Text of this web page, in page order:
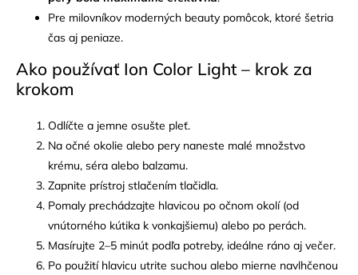
Pre milovníkov moderných beauty pomôcok, ktoré šetria
čas aj peniaze.
Ako používať Ion Color Light – krok za
krokom
Odlíčte a jemne osušte pleť.
Na očné okolie alebo pery naneste malé množstvo
krému, séra alebo balzamu.
Zapnite prístroj stlačením tlačidla.
Pomaly prechádzajte hlavicou po očnom okolí (od
vnútorného kútika k vonkajšiemu) alebo po perách.
Masírujte 2–5 minút podľa potreby, ideálne ráno aj večer.
Po použití hlavicu utrite suchou alebo mierne navlhčenou